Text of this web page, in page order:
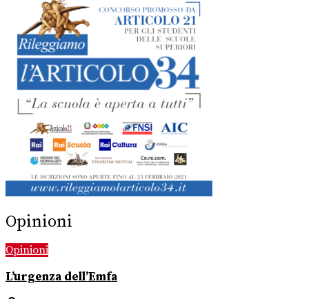
Opinioni
Opinioni
L’urgenza dell’Emfa